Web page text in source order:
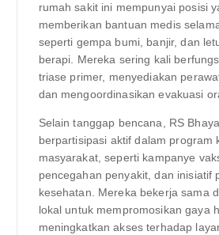
rumah sakit ini mempunyai posisi
memberikan bantuan medis
seperti gempa bumi, banjir, dan
berapi. Mereka sering kali
triase primer, menyediakan
dan mengoordinasikan evakuasi
Selain tanggap bencana, RS
berpartisipasi aktif dalam program
masyarakat, seperti kampanye
pencegahan penyakit, dan inisiatif
kesehatan. Mereka bekerja sama
lokal untuk mempromosikan gaya
meningkatkan akses terhadap